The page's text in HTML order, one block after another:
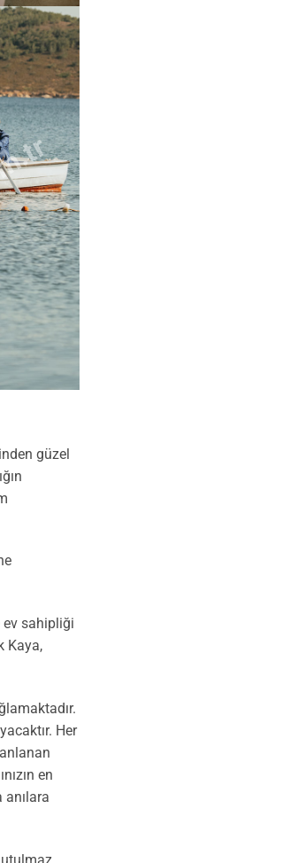
güzel
ev sahipliği
Kaya,
Her
en
anılara